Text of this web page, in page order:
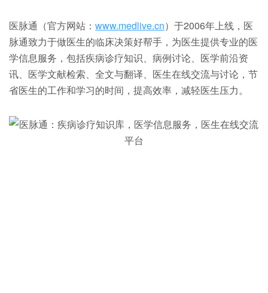
医脉通（官方网站： www.medlive.cn）于2006年上线，医
脉通致力于做医生的临床决策好帮手，为医生提供专业的医
学信息服务，包括疾病诊疗知识、病例讨论、医学前沿资
讯、医学文献检索、全文与翻译、医生在线交流与讨论，节
省医生的工作和学习的时间，提高效率，减轻医生压力。